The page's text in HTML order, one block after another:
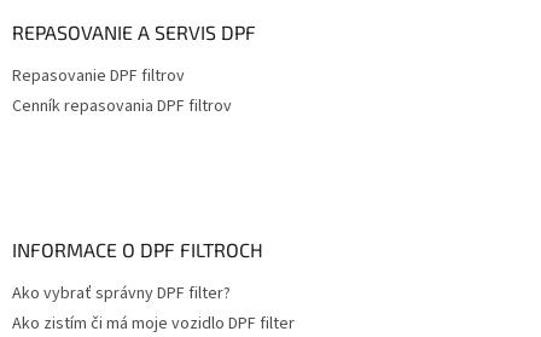
REPASOVANIE A SERVIS DPF
Repasovanie DPF filtrov
Cenník repasovania DPF filtrov
INFORMACE O DPF FILTROCH
Ako vybrať správny DPF filter?
Ako zistím či má moje vozidlo DPF filter